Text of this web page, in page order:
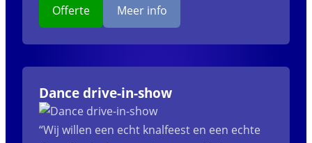
Offerte Meer info
Dance drive-in-show
“Wij willen een echt knalfeest en een echte